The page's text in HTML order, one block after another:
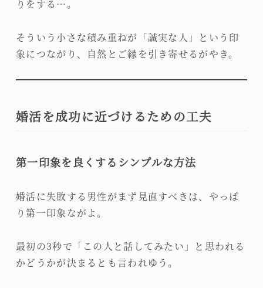
りをする…。
そういう小さな積み重ねが「誠実な人」という印
象につながり、自然とご縁を引き寄せるがやき。
婚活を成功に近づけるための工夫
第一印象を良くするシンプルな方法
婚活に失敗する男性がまず見直すべきは、やっぱ
り第一印象ながよ。
最初の3秒で「この人と話してみたい」と思われる
かどうかが決まるとも言われゆう。